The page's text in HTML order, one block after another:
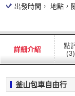
出發時間， 地點，
詳細介紹
點
(3)
釜山包車自由行